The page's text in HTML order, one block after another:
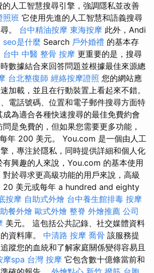
人工智慧搜尋引擎，強調隱私並改善
照班 它使用先進的人工智慧和語義搜尋
。 台中精油按摩 東海按摩 此外，Andi
seo是什麼 Search 戶外婚禮 的基本存
台中 中醫 整骨 按摩 更重要的是，搜尋
數據結合來回答問題並根據最佳來源總
台北整復師 經絡按摩證照 您的網站應
加載，並且在行動裝置上看起來不錯。
電話號碼、位置和電子郵件搜尋方面特
成為適合各種快速搜尋的最佳免費約會
是免費的，但如果您需要更多功能，
年 200 美元。 You.com 是一個由人工
，專注於隱私，同時提供詳細和個人化
有興趣的人來說，You.com 的基本使用
於尋求更高級功能的用戶來說，高級
20 美元或每年 a hundred and eighty
按摩 自助式外燴 台中養生館排毒 按摩
餐外燴 歐式外燴 整脊 外燴推薦 公司
美元。 這包括公共記錄、社交媒體資料
資料庫。 中清路 按摩 喬骨 該服務提
蹤您的血統和了解家庭關係變得容易且
摩spa 台灣 按摩 它包含數十億條當前和